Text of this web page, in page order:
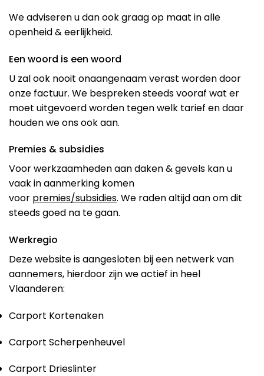
We adviseren u dan ook graag op maat in alle
openheid & eerlijkheid.
Een woord is een woord
U zal ook nooit onaangenaam verast worden door
onze factuur. We bespreken steeds vooraf wat er
moet uitgevoerd worden tegen welk tarief en daar
houden we ons ook aan.
Premies & subsidies
Voor werkzaamheden aan daken & gevels kan u
vaak in aanmerking komen
voor premies/subsidies. We raden altijd aan om dit
steeds goed na te gaan.
Werkregio
Deze website is aangesloten bij een netwerk van
aannemers, hierdoor zijn we actief in heel
Vlaanderen:
Carport Kortenaken
Carport Scherpenheuvel
Carport Drieslinter